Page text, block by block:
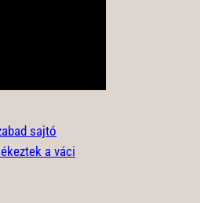
sajtó
a váci